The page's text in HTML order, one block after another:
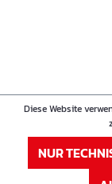
Diese Website
NUR